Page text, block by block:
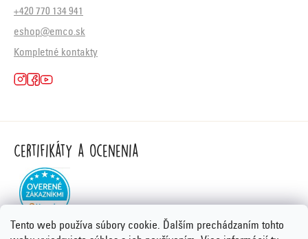
Tento web používa súbory cookie. Ďalším prechádzaním tohto
+420 770 134 941
eshop@emco.sk
Kompletné kontakty
Certifikáty a ocenenia